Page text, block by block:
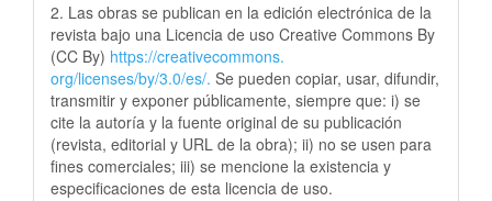
2. Las obras se publican en la edición electrónica de la
revista bajo una Licencia de uso Creative Commons By
(CC By) https://creativecommons.
org/licenses/by/3.0/es/. Se pueden copiar, usar, difundir,
transmitir y exponer públicamente, siempre que: i) se
cite la autoría y la fuente original de su publicación
(revista, editorial y URL de la obra); ii) no se usen para
fines comerciales; iii) se mencione la existencia y
especificaciones de esta licencia de uso.